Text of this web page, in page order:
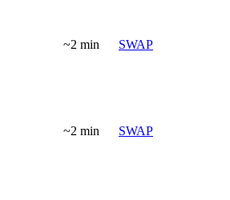
~2 min SWAP
~2 min SWAP